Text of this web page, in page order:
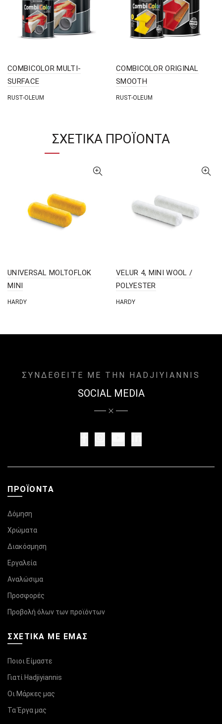
COMBICOLOR MULTI-
SURFACE
RUST-OLEUM
COMBICOLOR ORIGINAL
SMOOTH
RUST-OLEUM
ΣΧΕΤΙΚΆ ΠΡΟΪΌΝΤΑ
UNIVERSAL MOLTOFLOK
MINI
HARDY
VELUR 4, MINI WOOL /
POLYESTER
HARDY
ΣΥΝΔΕΘΕΙΤΕ ΜΕ ΤΗΝ HADJIYIANNIS
SOCIAL MEDIA
ΠΡΟΪΌΝΤΑ
Δόμηση
Χρώματα
Διακόσμηση
Εργαλεία
Αναλώσιμα
Προσφορές
Προβολή όλων των προϊόντων
ΣΧΕΤΙΚΆ ΜΕ ΕΜΑΣ
Ποιοι Είμαστε
Γιατί Hadjiyiannis
Οι Μάρκες μας
Τα Έργα μας